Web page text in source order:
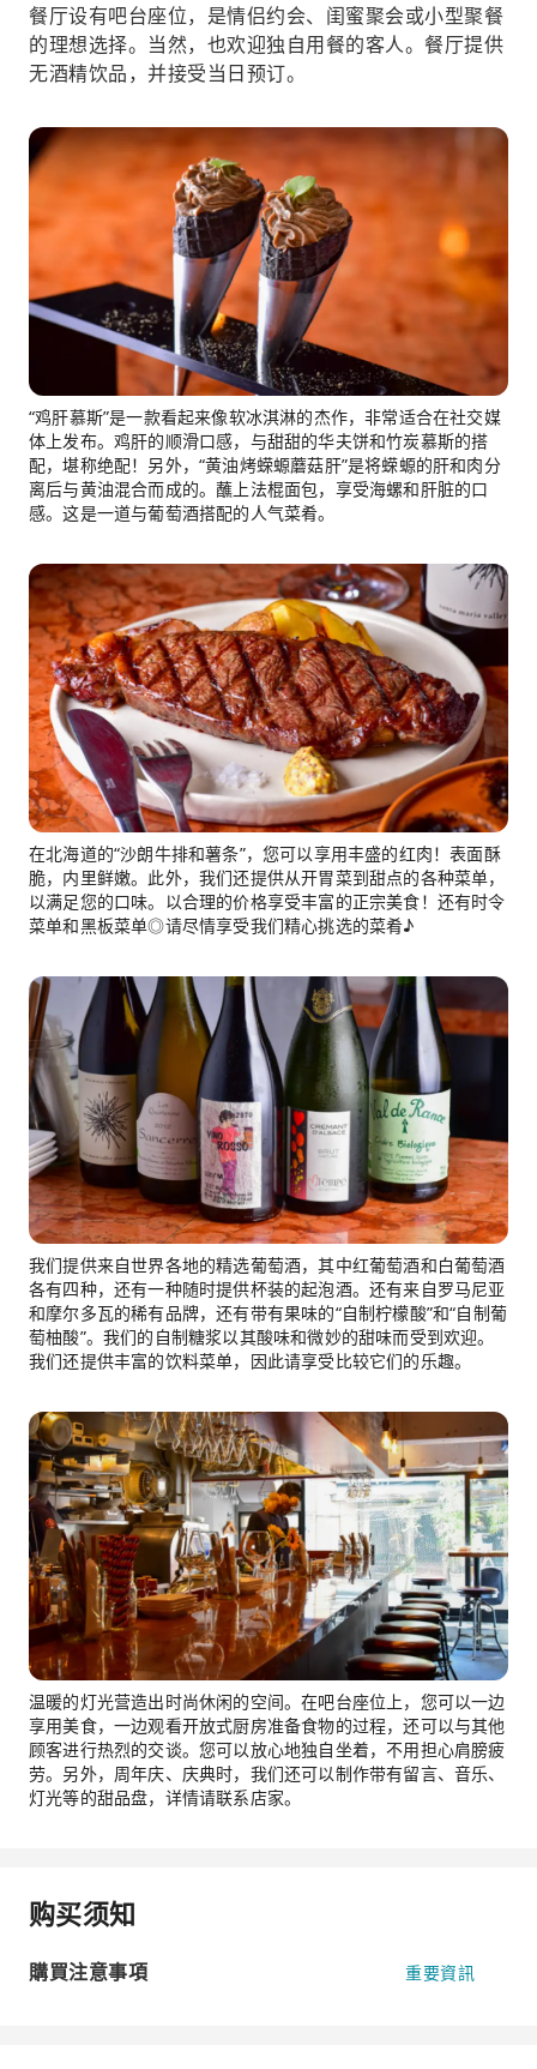
餐厅设有吧台座位，是情侣约会、闺蜜聚会或小型聚餐
的理想选择。当然，也欢迎独自用餐的客人。餐厅提供
无酒精饮品，并接受当日预订。
“鸡肝慕斯”是一款看起来像软冰淇淋的杰作，非常适合在社交媒
体上发布。鸡肝的顺滑口感，与甜甜的华夫饼和竹炭慕斯的搭
配，堪称绝配！另外，“黄油烤蝾螈蘑菇肝”是将蝾螈的肝和肉分
离后与黄油混合而成的。蘸上法棍面包，享受海螺和肝脏的口
感。这是一道与葡萄酒搭配的人气菜肴。
在北海道的“沙朗牛排和薯条”，您可以享用丰盛的红肉！表面酥
脆，内里鲜嫩。此外，我们还提供从开胃菜到甜点的各种菜单，
以满足您的口味。以合理的价格享受丰富的正宗美食！还有时令
菜单和黑板菜单◎请尽情享受我们精心挑选的菜肴♪
我们提供来自世界各地的精选葡萄酒，其中红葡萄酒和白葡萄酒
各有四种，还有一种随时提供杯装的起泡酒。还有来自罗马尼亚
和摩尔多瓦的稀有品牌，还有带有果味的“自制柠檬酸”和“自制葡
萄柚酸”。我们的自制糖浆以其酸味和微妙的甜味而受到欢迎。
我们还提供丰富的饮料菜单，因此请享受比较它们的乐趣。
温暖的灯光营造出时尚休闲的空间。在吧台座位上，您可以一边
享用美食，一边观看开放式厨房准备食物的过程，还可以与其他
顾客进行热烈的交谈。您可以放心地独自坐着，不用担心肩膀疲
劳。另外，周年庆、庆典时，我们还可以制作带有留言、音乐、
灯光等的甜品盘，详情请联系店家。
购买须知
購買注意事項 重要資訊